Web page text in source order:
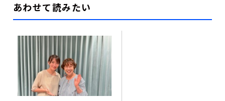
あわせて読みたい